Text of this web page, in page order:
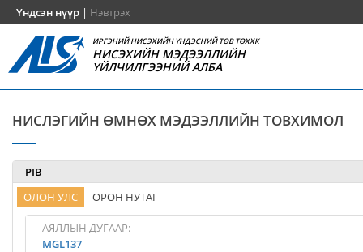
Үндсэн нүүр | Нэвтрэх
ИРГЭНИЙ НИСЭХИЙН ҮНДЭСНИЙ ТӨВ ТӨХХК
НИСЭХИЙН МЭДЭЭЛЛИЙН
ҮЙЛЧИЛГЭЭНИЙ АЛБА
НИСЛЭГИЙН ӨМНӨХ МЭДЭЭЛЛИЙН ТОВХИМОЛ
PIB
ОЛОН УЛС
ОРОН НУТАГ
АЯЛЛЫН ДУГААР:
MGL137